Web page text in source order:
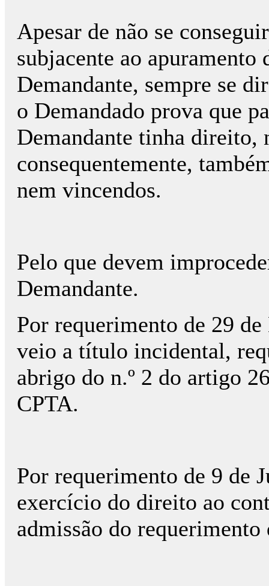
Apesar de não se
subjacente ao apuramento
Demandante, sempre se
o Demandado prova que
Demandante tinha direito,
consequentemente,
nem vincendos.
Pelo que devem
Demandante.
Por requerimento de 29
veio a título incidental,
abrigo do n.º 2 do artigo
CPTA.
Por requerimento de 9 de
exercício do direito ao
admissão do